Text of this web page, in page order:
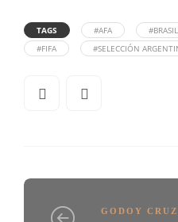
TAGS #AFA #BRASIL
#FIFA
#SELECCIÓN
GODOY CRUZ